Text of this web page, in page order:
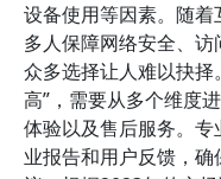
设备使用等因素。随
多人保障网络安全、
众多选择让人难以抉择
高”，需要从多个维度
体验以及售后服务。
业报告和用户反馈，